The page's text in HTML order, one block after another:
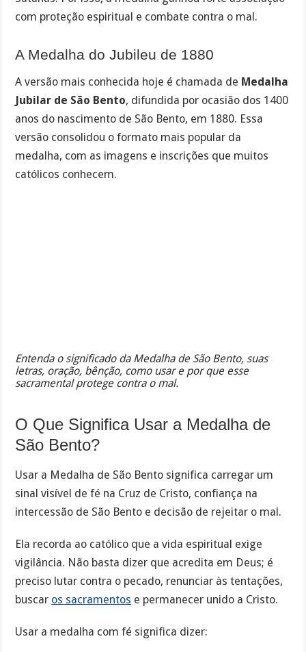
com proteção espiritual e combate contra o mal.
A Medalha do Jubileu de 1880
A versão mais conhecida hoje é chamada de Medalha
Jubilar de São Bento, difundida por ocasião dos 1400
anos do nascimento de São Bento, em 1880. Essa
versão consolidou o formato mais popular da
medalha, com as imagens e inscrições que muitos
católicos conhecem.
Entenda o significado da Medalha de São Bento, suas
letras, oração, bênção, como usar e por que esse
sacramental protege contra o mal.
O Que Significa Usar a Medalha de
São Bento?
Usar a Medalha de São Bento significa carregar um
sinal visível de fé na Cruz de Cristo, confiança na
intercessão de São Bento e decisão de rejeitar o mal.
Ela recorda ao católico que a vida espiritual exige
vigilância. Não basta dizer que acredita em Deus; é
preciso lutar contra o pecado, renunciar às tentações,
buscar os sacramentos e permanecer unido a Cristo.
Usar a medalha com fé significa dizer: